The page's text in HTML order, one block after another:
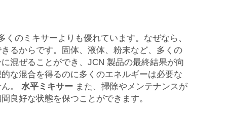
くのミキサーよりも優れています。なぜなら、
るからです。固体、液体、粉末など、多くの
混ぜることができ、JCN 製品の最終結果が向
な混合を得るのに多くのエネルギーは必要な
。 水平ミキサー また、掃除やメンテナンスが
良好な状態を保つことができます。